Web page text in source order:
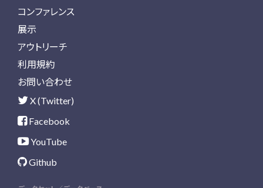
コンファレンス
展示
アウトリーチ
利用規約
お問い合わせ
X (Twitter)
Facebook
YouTube
Github